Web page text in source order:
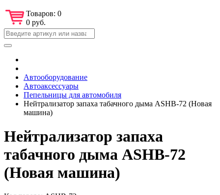
Товаров: 0
0 руб.
Автооборудование
Автоаксессуары
Пепельницы для автомобиля
Нейтрализатор запаха табачного дыма ASHB-72 (Новая
машина)
Нейтрализатор запаха
табачного дыма ASHB-72
(Новая машина)